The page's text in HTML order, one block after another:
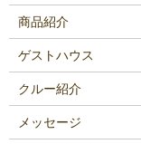
商品紹介
ゲストハウス
クルー紹介
メッセージ